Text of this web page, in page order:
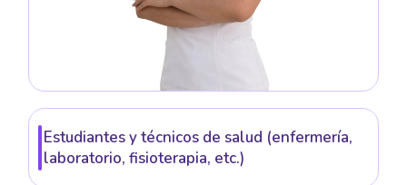
Estudiantes y técnicos de salud (enfermería,
laboratorio, fisioterapia, etc.)